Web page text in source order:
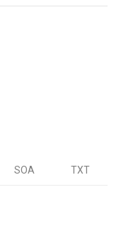
SOA TXT